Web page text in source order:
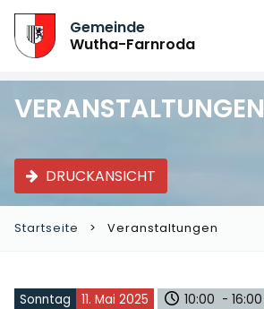
Gemeinde
Wutha-Farnroda
VERANSTALTUNGEN
DRUCKANSICHT
Startseite Veranstaltungen
Sonntag 11. Mai 2025 10:00 - 16:00